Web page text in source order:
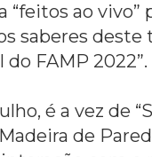
ao vivo”
saberes deste
FAMP 2022”.
é a vez de
de